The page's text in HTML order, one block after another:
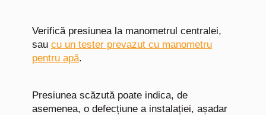
Verifică presiunea la manometrul centralei,
sau cu un tester prevazut cu manometru
pentru apă.
Presiunea scăzută poate indica, de
asemenea, o defecțiune a instalației, așadar